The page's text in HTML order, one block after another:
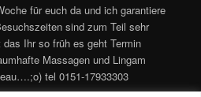
für euch da und ich garantiere
sind zum Teil sehr
Ihr so früh es geht Termin
Massagen und Lingam
tel 0151-17933303